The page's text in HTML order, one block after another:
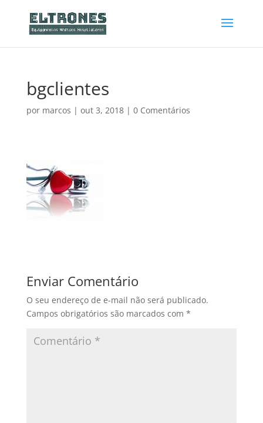
bgclientes
por marcos | out 3, 2018| 0 Comentários
Enviar Comentário
O seu endereço de e-mail não será publicado.
Campos obrigatórios são marcados com *